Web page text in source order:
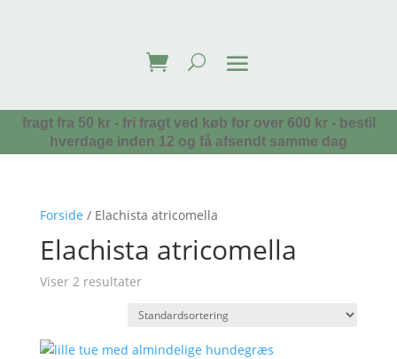
fragt fra 50 kr - fri fragt ved køb for over 600 kr - bestil
hverdage inden 12 og få afsendt samme dag
Forside / Elachista atricomella
Elachista atricomella
Viser 2 resultater